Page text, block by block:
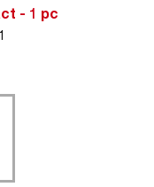
- 1 pc